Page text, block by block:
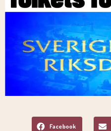
Facebook